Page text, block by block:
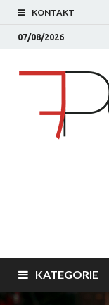
KONTAKT
07/08/2026
KATEGORIE